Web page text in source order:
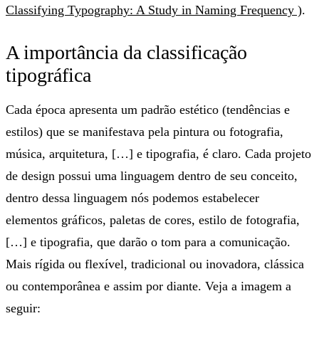
Classifying Typography: A Study in Naming Frequency ).
A importância da classificação
tipográfica
Cada época apresenta um padrão estético (tendências e
estilos) que se manifestava pela pintura ou fotografia,
música, arquitetura, […] e tipografia, é claro. Cada projeto
de design possui uma linguagem dentro de seu conceito,
dentro dessa linguagem nós podemos estabelecer
elementos gráficos, paletas de cores, estilo de fotografia,
[…] e tipografia, que darão o tom para a comunicação.
Mais rígida ou flexível, tradicional ou inovadora, clássica
ou contemporânea e assim por diante. Veja a imagem a
seguir: